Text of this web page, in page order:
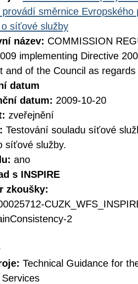
provádí směrnice
síťové služby
název: COMMISSION
implementing Directive
and of the Council as
datum
datum: 2009-10-20
zveřejnění
Testování souladu síťové
síťové služby.
ano
s INSPIRE
zkoušky:
2
Technical Guidance for